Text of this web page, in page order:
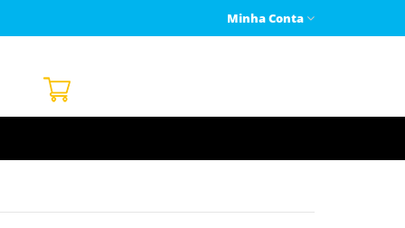
Minha Conta